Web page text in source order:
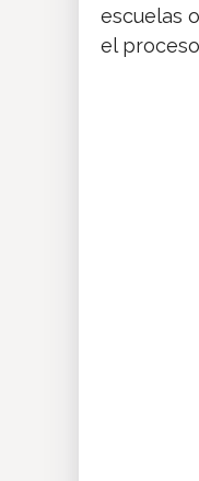
escuelas
el